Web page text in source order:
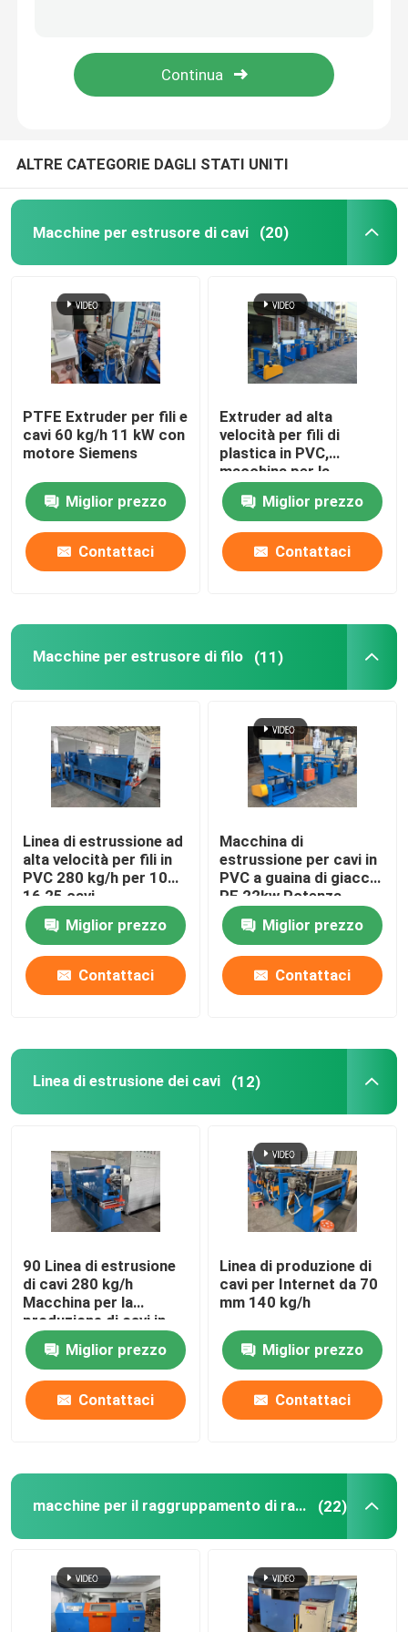
Cavo che torce macchina
Macchine per il riempimento di rame
Macchine di saldatura in rame
Macchine per la fabbricazione di tubi a spirale
Tagliatrice del laser
Cable Bobbin
Testa trasversale del cavo
Disegno di filo di rame muore
ALTRE CATEGORIE DAGLI STATI UNITI
Macchine per estrusore di cavi (20)
PTFE Extruder per fili e
cavi 60 kg/h 11 kW con
motore Siemens
Miglior prezzo
Contattaci
Extruder ad alta
velocità per fili di
plastica in PVC,
macchina per la
fabbricazione di cavi
da 140 kg/hMiglior prezzo
Contattaci
Macchine per estrusore di filo (11)
Linea di estrussione ad
alta velocità per fili in
PVC 280 kg/h per 10
16 25 cavi
Miglior prezzo
Contattaci
Macchina di
estrussione per cavi in
PVC a guaina di giacca
PE 22kw Potenza
motore
Miglior prezzo
Contattaci
Linea di estrusione dei cavi (12)
90 Linea di estrusione
di cavi 280 kg/h
Macchina per la
produzione di cavi in
PVC con motore
SiemensMiglior prezzo
Contattaci
Linea di produzione di
cavi per Internet da 70
mm 140 kg/h
Miglior prezzo
Contattaci
macchine per il raggruppamento di rame (22)